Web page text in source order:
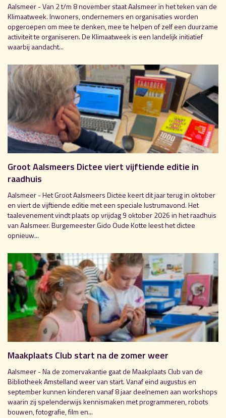
Aalsmeer - Van 2 t/m 8 november staat Aalsmeer in het teken van de
Klimaatweek. Inwoners, ondernemers en organisaties worden
opgeroepen om mee te denken, mee te helpen of zelf een duurzame
activiteit te organiseren. De Klimaatweek is een landelijk initiatief
waarbij aandacht...
Groot Aalsmeers Dictee viert vijftiende editie in
raadhuis
Aalsmeer - Het Groot Aalsmeers Dictee keert dit jaar terug in oktober
en viert de vijftiende editie met een speciale lustrumavond. Het
taalevenement vindt plaats op vrijdag 9 oktober 2026 in het raadhuis
van Aalsmeer. Burgemeester Gido Oude Kotte leest het dictee
opnieuw...
Maakplaats Club start na de zomer weer
Aalsmeer - Na de zomervakantie gaat de Maakplaats Club van de
Bibliotheek Amstelland weer van start. Vanaf eind augustus en
september kunnen kinderen vanaf 8 jaar deelnemen aan workshops
waarin zij spelenderwijs kennismaken met programmeren, robots
bouwen, fotografie, film en...